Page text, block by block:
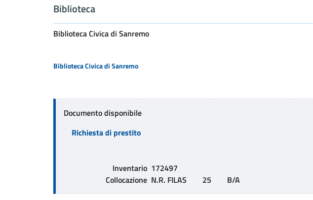
Biblioteca
Biblioteca Civica di Sanremo
Biblioteca Civica di Sanremo
Documento disponibile
Richiesta di prestito
Inventario 172497
Collocazione N.R. FILAS        25        B/A